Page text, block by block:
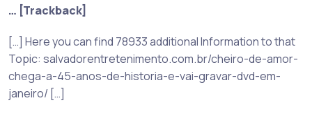
… [Trackback]
[…] Here you can find 78933 additional Information to that
Topic: salvadorentretenimento.com.br/cheiro-de-amor-
chega-a-45-anos-de-historia-e-vai-gravar-dvd-em-
janeiro/ […]